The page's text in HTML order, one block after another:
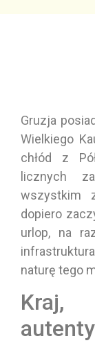
Gruzja
Wielkiego
chłód z
licznych
wszystkim
dopiero
urlop, na
naturę tego